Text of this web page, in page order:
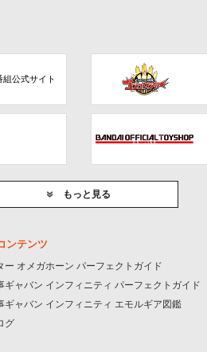
公式サイト
もっと見る
ンテンツ
ー オメガホーン パーフェクトガイド
ギャバン インフィニティ パーフェクトガイド
ギャバン インフィニティ エモルギア図鑑
グ